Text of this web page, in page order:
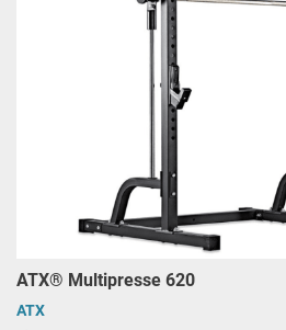
ATX® Multipresse 620
ATX